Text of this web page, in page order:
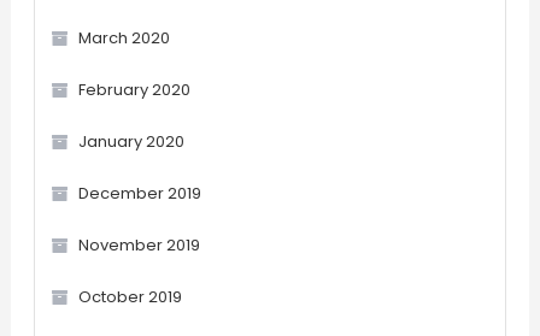
March 2020
February 2020
January 2020
December 2019
November 2019
October 2019